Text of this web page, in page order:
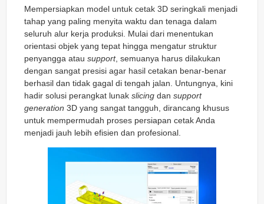
Mempersiapkan model untuk cetak 3D seringkali menjadi
tahap yang paling menyita waktu dan tenaga dalam
seluruh alur kerja produksi. Mulai dari menentukan
orientasi objek yang tepat hingga mengatur struktur
penyangga atau support, semuanya harus dilakukan
dengan sangat presisi agar hasil cetakan benar-benar
berhasil dan tidak gagal di tengah jalan. Untungnya, kini
hadir solusi perangkat lunak slicing dan support
generation 3D yang sangat tangguh, dirancang khusus
untuk mempermudah proses persiapan cetak Anda
menjadi jauh lebih efisien dan profesional.